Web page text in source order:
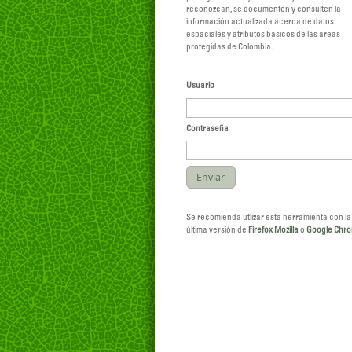
reconozcan, se documenten y consulten la
información actualizada acerca de datos
espaciales y atributos básicos de las áreas
protegidas de Colombia.
Usuario
Contraseña
Se recomienda utlizar esta herramienta con la
última versión de Firefox Mozillao Google